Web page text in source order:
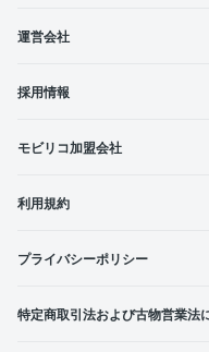
運営会社
採用情報
モビリコ加盟会社
利用規約
プライバシーポリシー
特定商取引法および古物営業法